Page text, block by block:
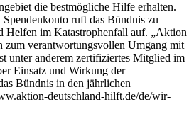
die bestmögliche Hilfe erhalten.
ruft das Bündnis zu
Helfen im Katastrophenfall auf. „Aktion
zum verantwortungsvollen Umgang mit
unter anderem zertifiziertes Mitglied im
Einsatz und Wirkung der
Bündnis in den jährlichen
deutschland-hilft.de/de/wir-